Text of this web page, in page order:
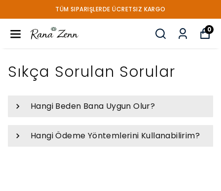
TÜM SIPARIŞLERDE ÜCRETSIZ KARGO
0
Sıkça Sorulan Sorular
Hangi Beden Bana Uygun Olur?
Hangi Ödeme Yöntemlerini Kullanabilirim?